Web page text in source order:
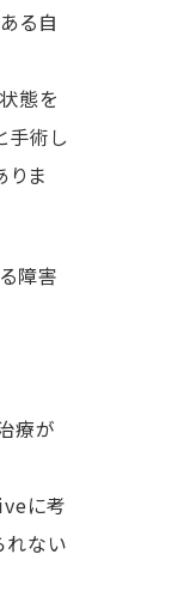
る自
態を
手術し
りま
障害
療が
に考
れない